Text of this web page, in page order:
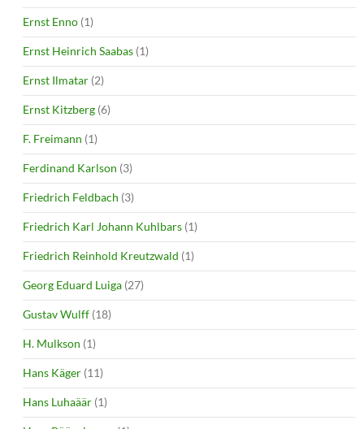
Ernst Enno (1)
Ernst Heinrich Saabas (1)
Ernst Ilmatar (2)
Ernst Kitzberg (6)
F. Freimann (1)
Ferdinand Karlson (3)
Friedrich Feldbach (3)
Friedrich Karl Johann Kuhlbars (1)
Friedrich Reinhold Kreutzwald (1)
Georg Eduard Luiga (27)
Gustav Wulff (18)
H. Mulkson (1)
Hans Käger (11)
Hans Luhaäär (1)